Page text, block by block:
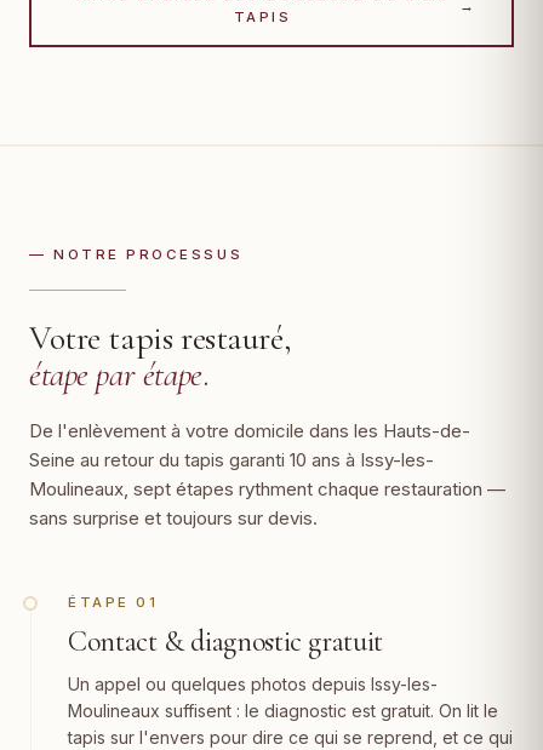
TAPIS
→
— NOTRE PROCESSUS
Votre tapis restauré,
étape par étape.
De l'enlèvement à votre domicile dans les Hauts-de-
Seine au retour du tapis garanti 10 ans à Issy-les-
Moulineaux, sept étapes rythment chaque restauration —
sans surprise et toujours sur devis.
ÉTAPE 01
Contact & diagnostic gratuit
Un appel ou quelques photos depuis Issy-les-
Moulineaux suffisent : le diagnostic est gratuit. On lit le
tapis sur l'envers pour dire ce qui se reprend, et ce qui